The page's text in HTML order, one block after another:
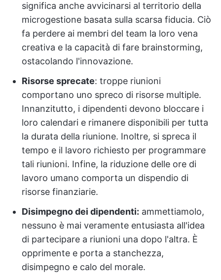
significa anche avvicinarsi al territorio della
microgestione basata sulla scarsa fiducia. Ciò
fa perdere ai membri del team la loro vena
creativa e la capacità di fare brainstorming,
ostacolando l'innovazione.
Risorse sprecate: troppe riunioni
comportano uno spreco di risorse multiple.
Innanzitutto, i dipendenti devono bloccare i
loro calendari e rimanere disponibili per tutta
la durata della riunione. Inoltre, si spreca il
tempo e il lavoro richiesto per programmare
tali riunioni. Infine, la riduzione delle ore di
lavoro umano comporta un dispendio di
risorse finanziarie.
Disimpegno dei dipendenti: ammettiamolo,
nessuno è mai veramente entusiasta all'idea
di partecipare a riunioni una dopo l'altra. È
opprimente e porta a stanchezza,
disimpegno e calo del morale.